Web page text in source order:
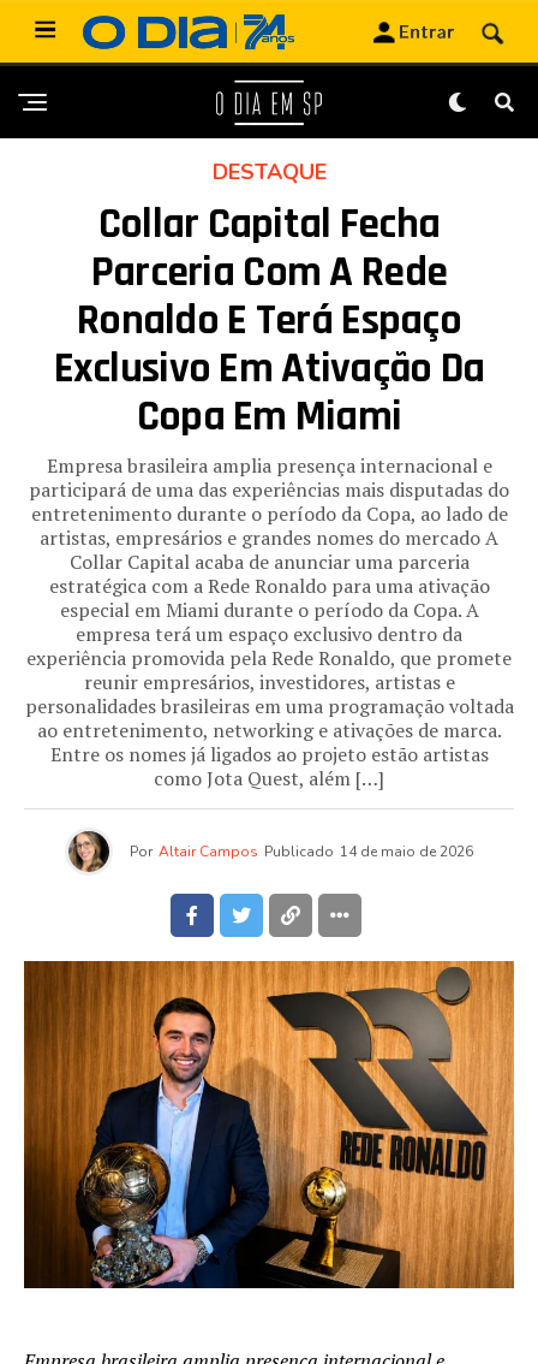
DESTAQUE
Collar Capital Fecha
Parceria Com A Rede
Ronaldo E Terá Espaço
Exclusivo Em Ativação Da
Copa Em Miami
Empresa brasileira amplia presença internacional e
participará de uma das experiências mais disputadas do
entretenimento durante o período da Copa, ao lado de
artistas, empresários e grandes nomes do mercado A
Collar Capital acaba de anunciar uma parceria
estratégica com a Rede Ronaldo para uma ativação
especial em Miami durante o período da Copa. A
empresa terá um espaço exclusivo dentro da
experiência promovida pela Rede Ronaldo, que promete
reunir empresários, investidores, artistas e
personalidades brasileiras em uma programação voltada
ao entretenimento, networking e ativações de marca.
Entre os nomes já ligados ao projeto estão artistas
como Jota Quest, além […]
Por Altair Campos Publicado 14 de maio de 2026